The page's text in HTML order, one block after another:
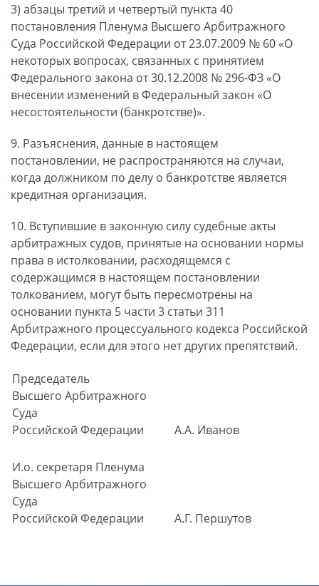
3) абзацы третий и четвертый пункта 40
постановления Пленума Высшего Арбитражного
Суда Российской Федерации от 23.07.2009 № 60 «О
некоторых вопросах, связанных с принятием
Федерального закона от 30.12.2008 № 296-ФЗ «О
внесении изменений в Федеральный закон «О
несостоятельности (банкротстве)».
9. Разъяснения, данные в настоящем
постановлении, не распространяются на случаи,
когда должником по делу о банкротстве является
кредитная организация.
10. Вступившие в законную силу судебные акты
арбитражных судов, принятые на основании нормы
права в истолковании, расходящемся с
содержащимся в настоящем постановлении
толкованием, могут быть пересмотрены на
основании пункта 5 части 3 статьи 311
Арбитражного процессуального кодекса Российской
Федерации, если для этого нет других препятствий.
Председатель
Высшего Арбитражного
Суда
Российской Федерации
А.А. Иванов
И.о. секретаря Пленума
Высшего Арбитражного
Суда
Российской Федерации
А.Г. Першутов